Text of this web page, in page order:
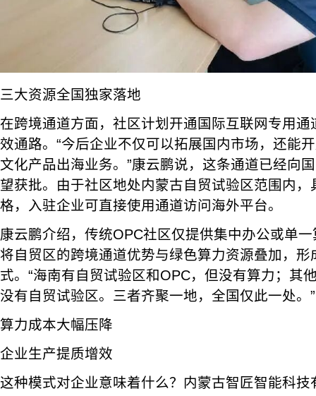
三大资源全国独家落地
在跨境通道方面，社区计划开通国际互联网专用
效通路。“今后企业不仅可以拓展国内市场，还能
文化产品出海业务。”康云鹏说，这条通道已经向
望获批。由于社区地处内蒙古自贸试验区范围内，
格，入驻企业可直接使用通道访问海外平台。
康云鹏介绍，传统OPC社区仅提供集中办公或单
将自贸区的跨境通道优势与绿色算力资源叠加，
式。“海南有自贸试验区和OPC，但没有算力；其
没有自贸试验区。三者齐聚一地，全国仅此一处。”
算力成本大幅压降
企业生产提质增效
这种模式对企业意味着什么？内蒙古智匠智能科